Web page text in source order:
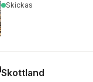
Skickas
Skottland